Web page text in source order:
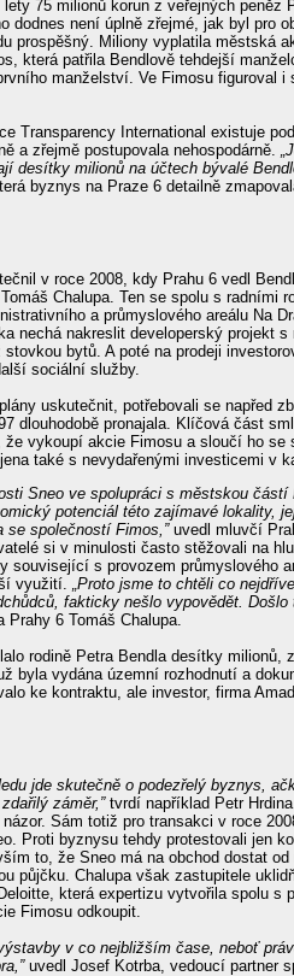
lety 75 milionů korun z veřejných peněz
dodnes není úplně zřejmé, jak byl pro
prospěšný. Miliony vyplatila městská
která patřila Bendlově tehdejší
manželství. Ve Fimosu figuroval i
Transparency International existuje
a zřejmě postupovala nehospodárně.
desítky milionů na účtech bývalé
byznys na Praze 6 detailně
v roce 2008, kdy Prahu 6 vedl
Chalupa. Ten se spolu s radními
a průmyslového areálu Na
nechá nakreslit developerský projekt
bytů. A poté na prodeji
sociální služby.
uskutečnit, potřebovali se napřed
dlouhodobě pronajala. Klíčová část
vykoupí akcie Fimosu a sloučí ho se
také s nevydařenými investicemi v
Sneo ve spolupráci s městskou
potenciál této zajímavé lokality,
se společností Fimos,”uvedl mluvčí
si v minulosti často stěžovali na
související s provozem průmyslového
využití.
„Proto jsme to chtěli co
fakticky nešlo vypovědět.
6 Tomáš Chalupa.
rodině Petra Bendla desítky milionů,
byla vydána územní rozhodnutí a
ke kontraktu, ale investor, firma
jde skutečně o podezřelý byznys,
záměr,”tvrdí například Petr
Sám totiž pro transakci v roce
Proti byznysu tehdy protestovali jen
to, že Sneo má na obchod dostat od
půjčku. Chalupa však zastupitele
která expertizu vytvořila spolu s
Fimosu odkoupit.
v co nejbližším čase, neboť
uvedl Josef Kotrba, vedoucí partner